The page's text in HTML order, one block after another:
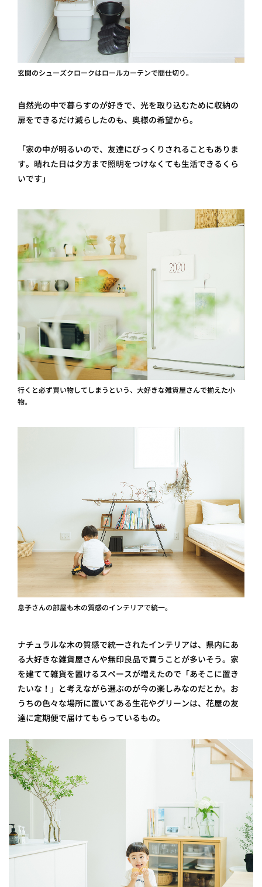
玄関のシューズクロークはロールカーテンで間仕切り。
自然光の中で暮らすのが好きで、光を取り込むために収納の
扉をできるだけ減らしたのも、奥様の希望から。
「家の中が明るいので、友達にびっくりされることもありま
す。晴れた日は夕方まで照明をつけなくても生活できるくら
いです」
行くと必ず買い物してしまうという、大好きな雑貨屋さんで揃えた小
物。
息子さんの部屋も木の質感のインテリアで統一。
ナチュラルな木の質感で統一されたインテリアは、県内にあ
る大好きな雑貨屋さんや無印良品で買うことが多いそう。家
を建てて雑貨を置けるスペースが増えたので「あそこに置き
たいな！」と考えながら選ぶのが今の楽しみなのだとか。お
うちの色々な場所に置いてある生花やグリーンは、花屋の友
達に定期便で届けてもらっているもの。